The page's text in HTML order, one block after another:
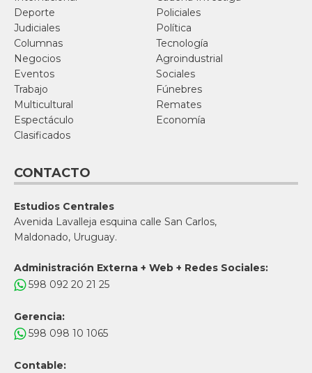
Deporte
Policiales
Judiciales
Política
Columnas
Tecnología
Negocios
Agroindustrial
Eventos
Sociales
Trabajo
Fúnebres
Multicultural
Remates
Espectáculo
Economía
Clasificados
CONTACTO
Estudios Centrales
Avenida Lavalleja esquina calle San Carlos,
Maldonado, Uruguay.
Administración Externa + Web + Redes Sociales:
598 092 20 21 25
Gerencia:
598 098 10 1065
Contable: